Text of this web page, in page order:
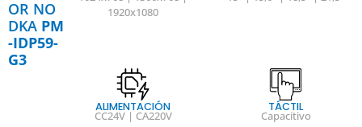
OR NO
DKA PM
-IDP59-
G3
1920x1080
ALIMENTACIÓN
CC24V | CA220V
TÁCTIL
Capacitivo